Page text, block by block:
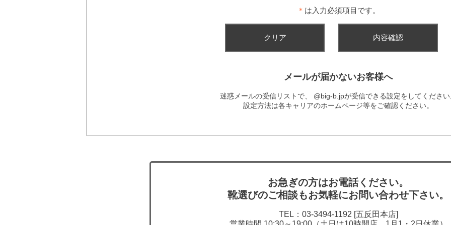
＊ は入力必須項目です。
メールが届かないお客様へ
迷惑メールの受信リストで、 @big-b.jpが受信できる設定をしてくださ
設定方法は各キャリアのホームページ等をご確認ください。
お急ぎの方はお電話ください。
靴選びのご相談もお気軽にお問い合わせ下さい。
TEL：03-3494-1192 [五反田本店]